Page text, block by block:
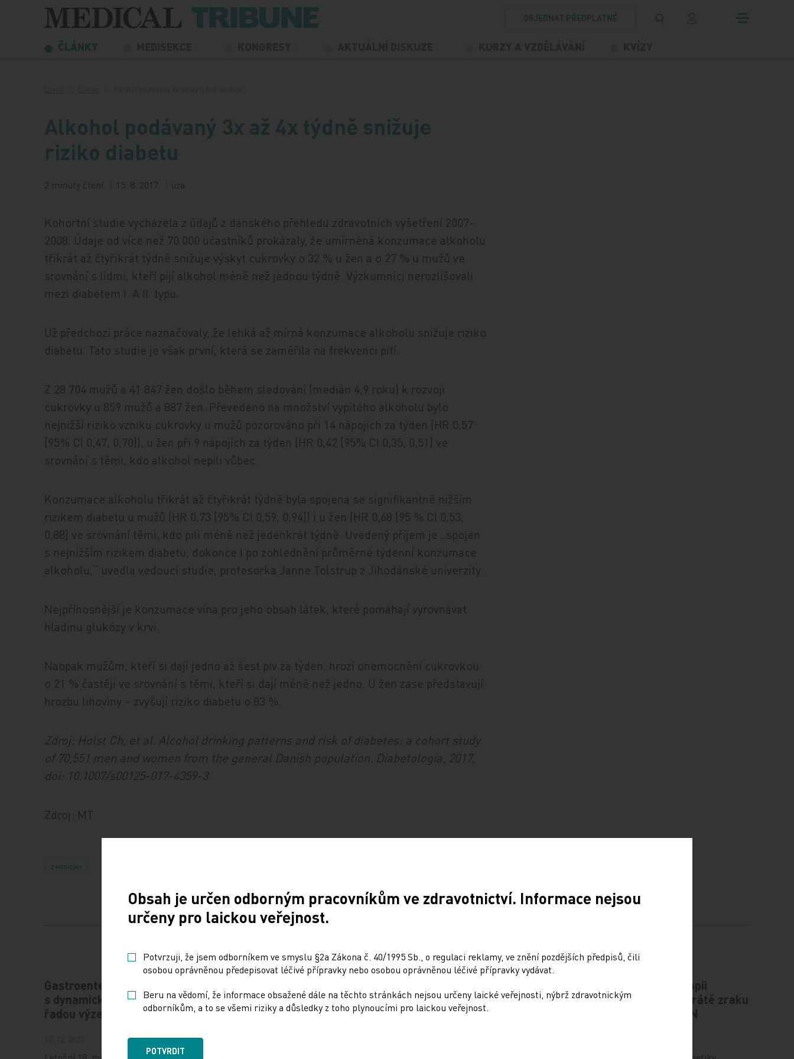
Přeskočit na obsah
OBJEDNAT PŘEDPLATNÉ
ČLÁNKY
Alkohol podávaný 3x až 4x týdně snižuje
riziko diabetu
2 minuty čtení 15. 8. 2017 uza
Kohortní studie vycházela z údajů z dánského přehledu zdravotních vyšetření 2007-
2008. Údaje od více než 70 000 účastníků prokázaly, že umírněná konzumace alkoholu
třikrát až čtyřikrát týdně snižuje výskyt cukrovky o 32 % u žen a o 27 % u mužů ve
srovnání s lidmi, kteří pijí alkohol méně než jednou týdně. Výzkumníci nerozlišovali
mezi diabetem I. A II. typu.
Už předchozí práce naznačovaly, že lehká až mírná konzumace alkoholu snižuje riziko
diabetu. Tato studie je však první, která se zaměřila na frekvenci pití.
Z 28 704 mužů a 41 847 žen došlo během sledování (medián 4,9 roku) k rozvoji
cukrovky u 859 mužů a 887 žen. Převedeno na množství vypitého alkoholu bylo
nejnižší riziko vzniku cukrovky u mužů pozorováno při 14 nápojích za týden (HR 0,57
[95% CI 0,47, 0,70]), u žen při 9 nápojích za týden (HR 0,42 [95% CI 0,35, 0,51] ve
srovnání s těmi, kdo alkohol nepili vůbec.
Konzumace alkoholu třikrát až čtyřikrát týdně byla spojena se signifikantně nižším
rizikem diabetu u mužů (HR 0,73 [95% CI 0,59, 0,94]) i u žen (HR 0,68 [95 % CI 0,53,
0,88] ve srovnání těmi, kdo pili méně než jedenkrát týdně. Uvedený příjem je „spojen
s nejnižším rizikem diabetu, dokonce i po zohlednění průměrné týdenní konzumace
alkoholu,“ uvedla vedoucí studie, profesorka Janne Tolstrup z Jihodánské univerzity .
Nejpřínosnější je konzumace vína pro jeho obsah látek, které pomáhají vyrovnávat
hladinu glukózy v krvi.
Naopak mužům, kteří si dají jedno až šest piv za týden, hrozí onemocnění cukrovkou
o 21 % častěji ve srovnání s těmi, kteří si dají méně než jedno. U žen zase představují
hrozbu lihoviny – zvyšují riziko diabetu o 83 %.
Zdroj: Holst Ch, et al. Alcohol drinking patterns and risk of diabetes: a cohort study
of 70,551 men and women from the general Danish population. Diabetologia, 2017,
doi: 10.1007/s00125-017-4359-3
Zdroj: MT
Z MEDICÍNY
Doporučené
Gastroenterologie – obor
s dynamickým rozvojem i
řadou výzev
rozvíjející nádory nemůžeme
léčit podle rigidních protokolů
stejně jako kouření
Novou genovou terapii
zabraňující úplné ztrátě zraku
aplikovali lékaři VFN
Obsah je určen odborným pracovníkům ve zdravotnictví. Informace nejsou
určeny pro laickou veřejnost.
Potvrzuji, že jsem odborníkem ve smyslu §2a Zákona č. 40/1995 Sb., o regulaci reklamy, ve znění pozdějších předpisů, čili
osobou oprávněnou předepisovat léčivé přípravky nebo osobou oprávněnou léčivé přípravky vydávat.
Beru na vědomí, že informace obsažené dále na těchto stránkách nejsou určeny laické veřejnosti, nýbrž zdravotnickým
odborníkům, a to se všemi riziky a důsledky z toho plynoucími pro laickou veřejnost.
POTVRDIT